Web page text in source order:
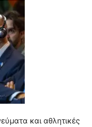
και αθλητικές